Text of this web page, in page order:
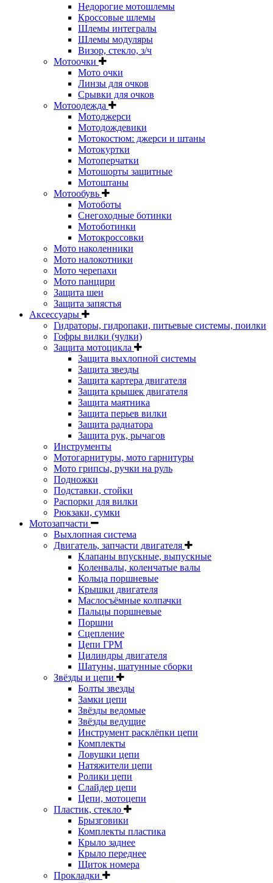
Недорогие мотошлемы
Кроссовые шлемы
Шлемы интегралы
Шлемы модуляры
Визор, стекло, з/ч
Мотоочки
Мото очки
Линзы для очков
Срывки для очков
Мотоодежда
Мотоджерси
Мотодождевики
Мотокостюм: джерси и штаны
Мотокуртки
Мотоперчатки
Мотошорты защитные
Мотоштаны
Мотообувь
Мотоботы
Снегоходные ботинки
Мотоботинки
Мотокроссовки
Мото наколенники
Мото налокотники
Мото черепахи
Мото панцири
Защита шеи
Защита запястья
Аксессуары
Гидраторы, гидропаки, питьевые системы, поилки
Гофры вилки (чулки)
Защита мотоцикла
Защита выхлопной системы
Защита звезды
Защита картера двигателя
Защита крышек двигателя
Защита маятника
Защита перьев вилки
Защита радиатора
Защита рук, рычагов
Инструменты
Мотогарнитуры, мото гарнитуры
Мото грипсы, ручки на руль
Подножки
Подставки, стойки
Распорки для вилки
Рюкзаки, сумки
Мотозапчасти
Выхлопная система
Двигатель, запчасти двигателя
Клапаны впускные, выпускные
Коленвалы, коленчатые валы
Кольца поршневые
Крышки двигателя
Маслосъёмные колпачки
Пальцы поршневые
Поршни
Сцепление
Цепи ГРМ
Цилиндры двигателя
Шатуны, шатунные сборки
Звёзды и цепи
Болты звезды
Замки цепи
Звёзды ведомые
Звёзды ведущие
Инструмент расклёпки цепи
Комплекты
Ловушки цепи
Натяжители цепи
Ролики цепи
Слайдер цепи
Цепи, мотоцепи
Пластик, стекло
Брызговики
Комплекты пластика
Крыло заднее
Крыло переднее
Щиток номера
Прокладки